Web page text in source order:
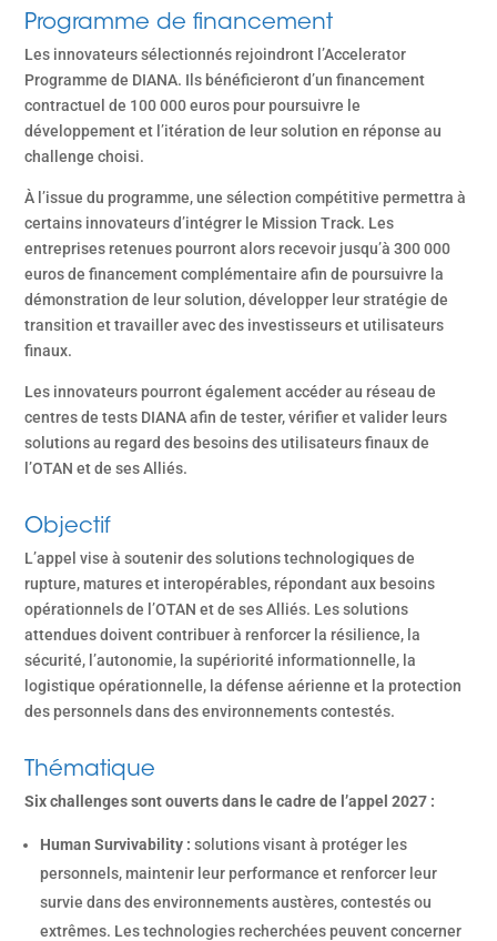
Programme de financement
Les innovateurs sélectionnés rejoindront l’Accelerator
Programme de DIANA. Ils bénéficieront d’un financement
contractuel de 100 000 euros pour poursuivre le
développement et l’itération de leur solution en réponse au
challenge choisi.
À l’issue du programme, une sélection compétitive permettra à
certains innovateurs d’intégrer le Mission Track. Les
entreprises retenues pourront alors recevoir jusqu’à 300 000
euros de financement complémentaire afin de poursuivre la
démonstration de leur solution, développer leur stratégie de
transition et travailler avec des investisseurs et utilisateurs
finaux.
Les innovateurs pourront également accéder au réseau de
centres de tests DIANA afin de tester, vérifier et valider leurs
solutions au regard des besoins des utilisateurs finaux de
l’OTAN et de ses Alliés.
Objectif
L’appel vise à soutenir des solutions technologiques de
rupture, matures et interopérables, répondant aux besoins
opérationnels de l’OTAN et de ses Alliés. Les solutions
attendues doivent contribuer à renforcer la résilience, la
sécurité, l’autonomie, la supériorité informationnelle, la
logistique opérationnelle, la défense aérienne et la protection
des personnels dans des environnements contestés.
Thématique
Six challenges sont ouverts dans le cadre de l’appel 2027 :
Human Survivability : solutions visant à protéger les
personnels, maintenir leur performance et renforcer leur
survie dans des environnements austères, contestés ou
extrêmes. Les technologies recherchées peuvent concerner